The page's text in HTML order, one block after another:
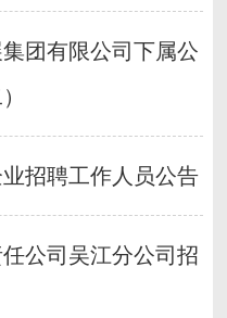
团有限公司下属公
招聘工作人员公告
公司吴江分公司招